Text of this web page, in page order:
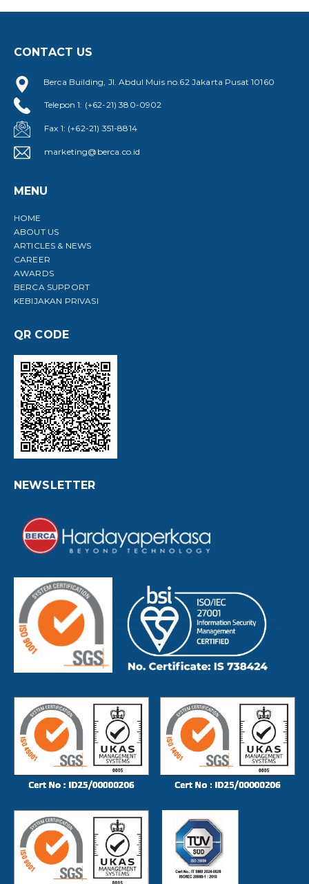
CONTACT US
Berca Building, Jl. Abdul Muis no.62 Jakarta Pusat 10160
Telepon 1: (+62-21) 380-0902
Fax 1: (+62-21) 351-8814
marketing@berca.co.id
MENU
HOME
ABOUT US
ARTICLES & NEWS
CAREER
AWARDS
BERCA SUPPORT
KEBIJAKAN PRIVASI
QR CODE
NEWSLETTER